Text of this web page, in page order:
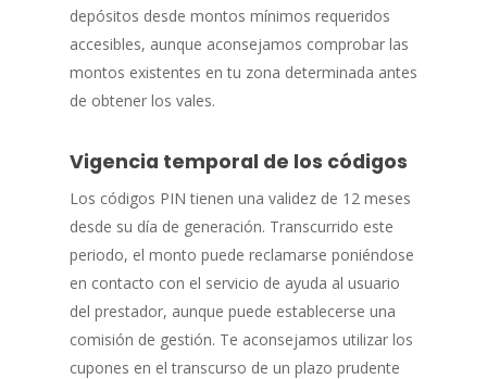
depósitos desde montos mínimos requeridos
accesibles, aunque aconsejamos comprobar las
montos existentes en tu zona determinada antes
de obtener los vales.
Vigencia temporal de los códigos
Los códigos PIN tienen una validez de 12 meses
desde su día de generación. Transcurrido este
periodo, el monto puede reclamarse poniéndose
en contacto con el servicio de ayuda al usuario
del prestador, aunque puede establecerse una
comisión de gestión. Te aconsejamos utilizar los
cupones en el transcurso de un plazo prudente